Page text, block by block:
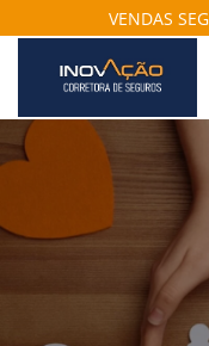
to
content
VENDAS